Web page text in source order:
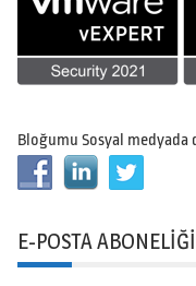
Bloğumu Sosyal medyada
E-POSTA ABONELIĞI